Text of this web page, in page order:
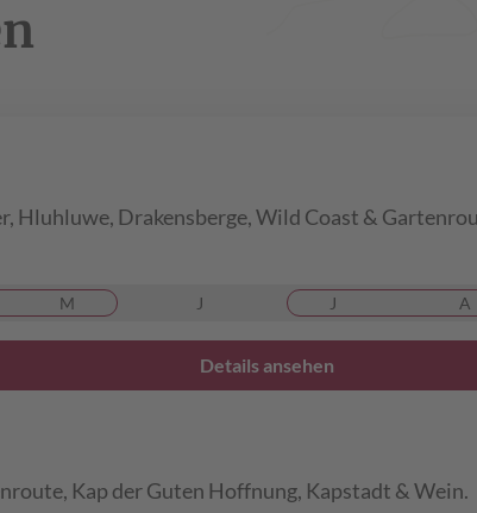
Hluhluwe, Drakensberge, Wild Coast &
M J J A
Details ansehen
Kap der Guten Hoffnung, Kapstadt & Wein.